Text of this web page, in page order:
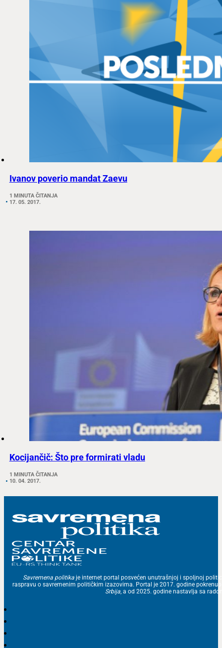
Ivanov poverio mandat Zaevu
1 MINUTA ČITANJA
17. 05. 2017.
Kocijančič: Što pre formirati vladu
1 MINUTA ČITANJA
10. 04. 2017.
Savremena politika je internet portal posvećen unutrašnjoj i spoljnoj
raspravu o savremenim političkim izazovima. Portal je 2017. godine
Srbija , a od 2025. godine nastavlja sa